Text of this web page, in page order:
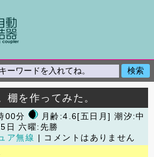
棚を作ってみた。
00分
月齢:4.6[五日月] 潮汐:中
日 六曜:先勝
ア無線
| コメントはありません